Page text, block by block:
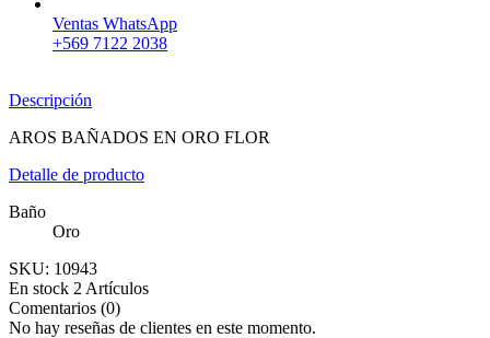
Ventas WhatsApp
+569 7122 2038
Descripción
AROS BAÑADOS EN ORO FLOR
Detalle de producto
Baño
Oro
SKU: 10943
En stock 2 Artículos
Comentarios (0)
No hay reseñas de clientes en este momento.